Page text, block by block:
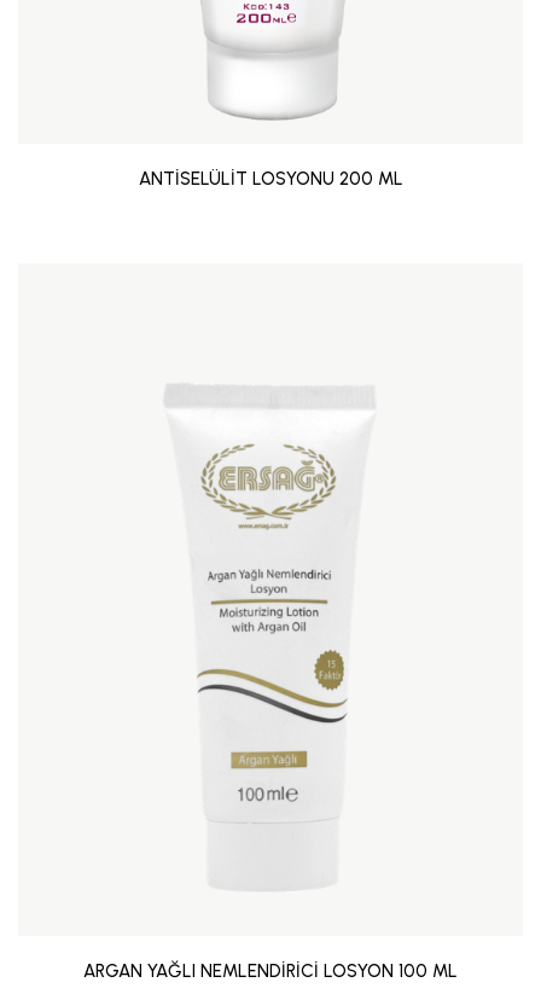
ANTİSELÜLİT LOSYONU 200 ML
ARGAN YAĞLI NEMLENDİRİCİ LOSYON 100 ML